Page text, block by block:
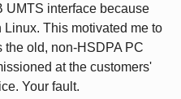
UMTS interface because
This motivated me to
the old, non-HSDPA PC
at the customers'
Your fault.